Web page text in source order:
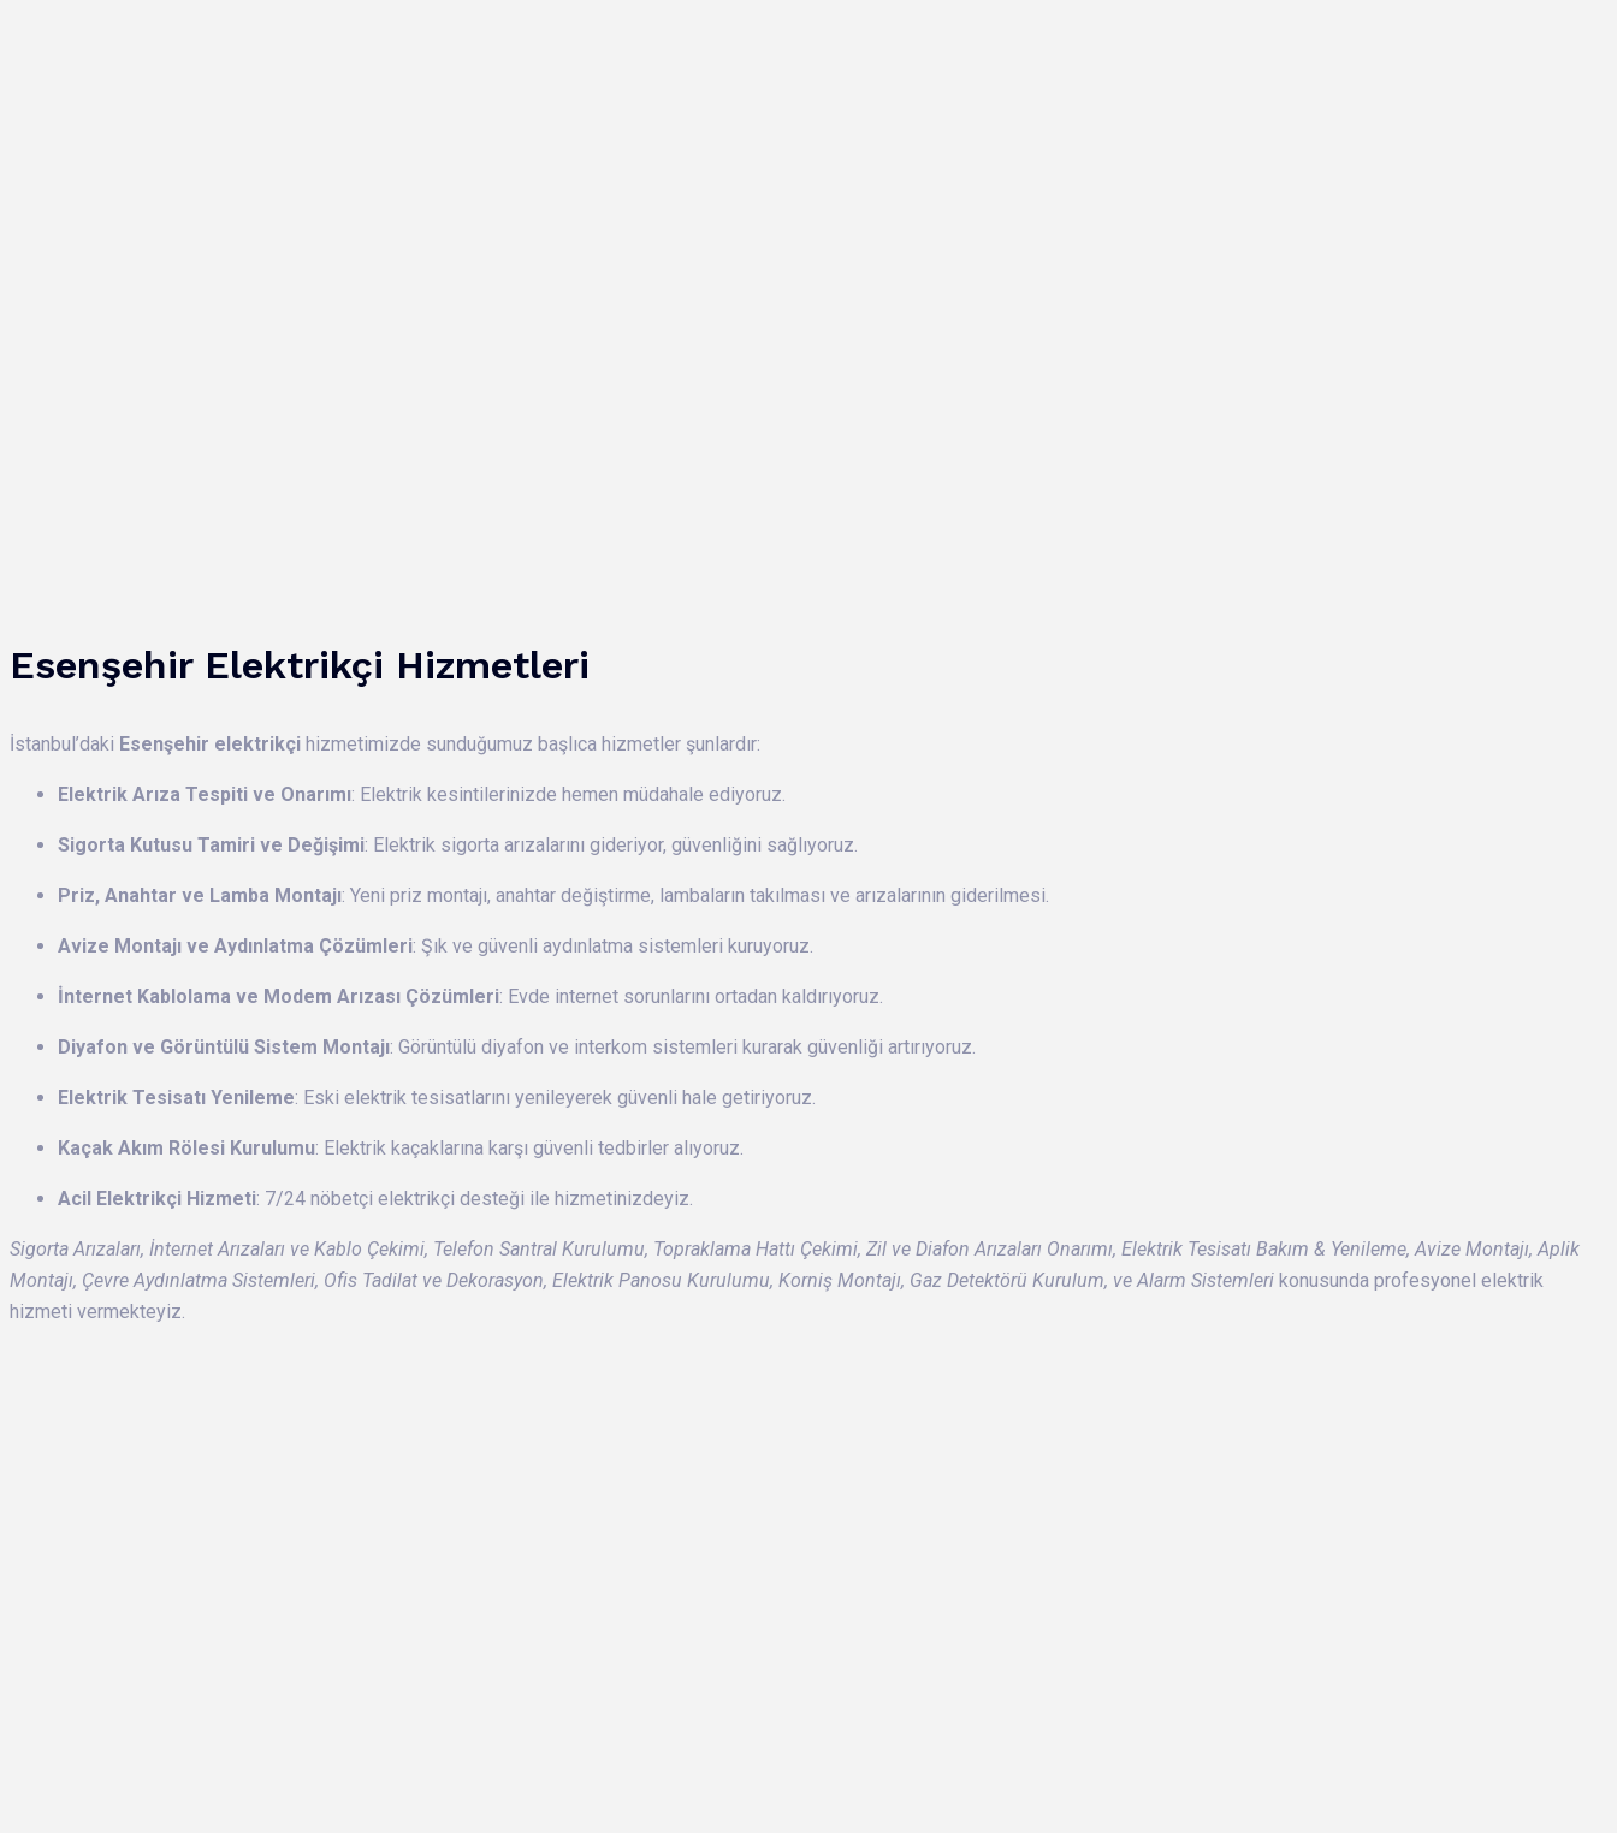
Esenşehir Elektrikçi Hizmetleri
İstanbul’daki Esenşehir elektrikçi hizmetimizde sunduğumuz başlıca hizmetler şunlardır:
Elektrik Arıza Tespiti ve Onarımı: Elektrik kesintilerinizde hemen müdahale ediyoruz.
Sigorta Kutusu Tamiri ve Değişimi: Elektrik sigorta arızalarını gideriyor, güvenliğini sağlıyoruz.
Priz, Anahtar ve Lamba Montajı: Yeni priz montajı, anahtar değiştirme, lambaların takılması ve arızalarının giderilmesi.
Avize Montajı ve Aydınlatma Çözümleri: Şık ve güvenli aydınlatma sistemleri kuruyoruz.
İnternet Kablolama ve Modem Arızası Çözümleri: Evde internet sorunlarını ortadan kaldırıyoruz.
Diyafon ve Görüntülü Sistem Montajı: Görüntülü diyafon ve interkom sistemleri kurarak güvenliği artırıyoruz.
Elektrik Tesisatı Yenileme: Eski elektrik tesisatlarını yenileyerek güvenli hale getiriyoruz.
Kaçak Akım Rölesi Kurulumu: Elektrik kaçaklarına karşı güvenli tedbirler alıyoruz.
Acil Elektrikçi Hizmeti: 7/24 nöbetçi elektrikçi desteği ile hizmetinizdeyiz.
Sigorta Arızaları, İnternet Arızaları ve Kablo Çekimi, Telefon Santral Kurulumu, Topraklama Hattı Çekimi, Zil ve Diafon Arızaları Onarımı, Elektrik Tesisatı Bakım & Yenileme, Avize Montajı, Aplik
Montajı, Çevre Aydınlatma Sistemleri, Ofis Tadilat ve Dekorasyon, Elektrik Panosu Kurulumu, Korniş Montajı, Gaz Detektörü Kurulum, ve Alarm Sistemleri konusunda profesyonel elektrik
hizmeti vermekteyiz.